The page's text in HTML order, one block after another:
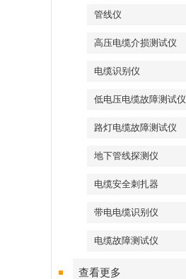
管线仪
高压电缆介损测试仪
电缆识别仪
低电压电缆故障测试仪
路灯电缆故障测试仪
地下管线探测仪
电缆安全刺扎器
带电电缆识别仪
电缆故障测试仪
查看更多